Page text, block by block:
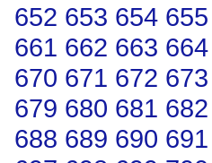
652 653 654 655
661 662 663 664
670 671 672 673
679 680 681 682
688 689 690 691